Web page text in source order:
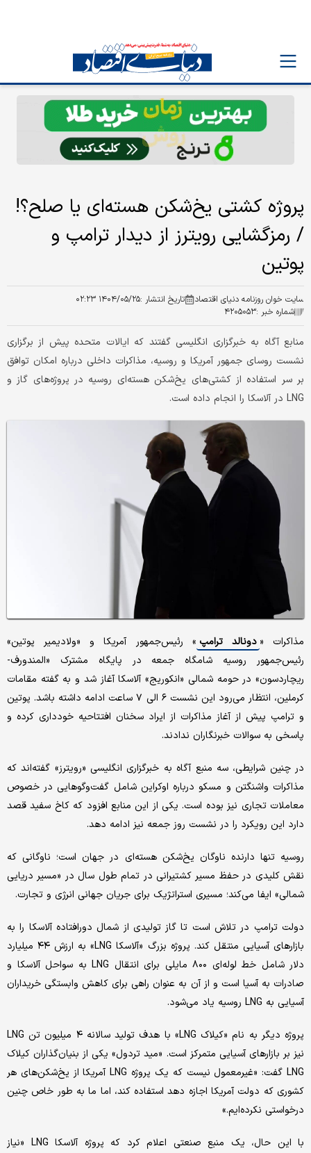
پروژه کشتی یخ‌شکن هسته‌ای یا صلح؟!
/ رمزگشایی رویترز از دیدار ترامپ و
پوتین
سایت خوان روزنامه دنیای اقتصاد تاریخ انتشار :۱۴۰۴/۰۵/۲۵ ۰۲:۲۳
شماره خبر :۴۲۰۵۰۵۳
منابع آگاه به خبرگزاری انگلیسی گفتند که ایالات متحده پیش از برگزاری
نشست روسای جمهور آمریکا و روسیه، مذاکرات داخلی درباره امکان توافق
بر سر استفاده از کشتی‌های یخ‌شکن هسته‌ای روسیه در پروژه‌های گاز و
LNG در آلاسکا را انجام داده است.
مذاکرات « دونالد ترامپ » رئیس‌جمهور آمریکا و «ولادیمیر پوتین»
رئیس‌جمهور روسیه شامگاه جمعه در پایگاه مشترک «المندورف-
ریچاردسون» در حومه شمالی «انکوریج» آلاسکا آغاز شد و به گفته مقامات
کرملین، انتظار می‌رود این نشست ۶ الی ۷ ساعت ادامه داشته باشد. پوتین
و ترامپ پیش از آغاز مذاکرات از ایراد سخنان افتتاحیه خودداری کرده و
پاسخی به سوالات خبرنگاران ندادند.
در چنین شرایطی، سه منبع آگاه به خبرگزاری انگلیسی «رویترز» گفته‌اند که
مذاکرات واشنگتن و مسکو درباره اوکراین شامل گفت‌وگوهایی در خصوص
معاملات تجاری نیز بوده است. یکی از این منابع افزود که کاخ سفید قصد
دارد این رویکرد را در نشست روز جمعه نیز ادامه دهد.
روسیه تنها دارنده ناوگان یخ‌شکن هسته‌ای در جهان است؛ ناوگانی که
نقش کلیدی در حفظ مسیر کشتیرانی در تمام طول سال در «مسیر دریایی
شمالی» ایفا می‌کند؛ مسیری استراتژیک برای جریان جهانی انرژی و تجارت.
دولت ترامپ در تلاش است تا گاز تولیدی از شمال دورافتاده آلاسکا را به
بازارهای آسیایی منتقل کند. پروژه بزرگ «آلاسکا LNG» به ارزش ۴۴ میلیارد
دلار شامل خط لوله‌ای ۸۰۰ مایلی برای انتقال LNG به سواحل آلاسکا و
صادرات به آسیا است و از آن به عنوان راهی برای کاهش وابستگی خریداران
آسیایی به LNG روسیه یاد می‌شود.
پروژه دیگر به نام «کیلاک LNG» با هدف تولید سالانه ۴ میلیون تن LNG
نیز بر بازارهای آسیایی متمرکز است. «مید تردول» یکی از بنیان‌گذاران کیلاک
LNG گفت: «غیرمعمول نیست که یک پروژه LNG آمریکا از یخ‌شکن‌های هر
کشوری که دولت آمریکا اجازه دهد استفاده کند، اما ما به طور خاص چنین
درخواستی نکرده‌ایم.»
با این حال، یک منبع صنعتی اعلام کرد که پروژه آلاسکا LNG «نیاز